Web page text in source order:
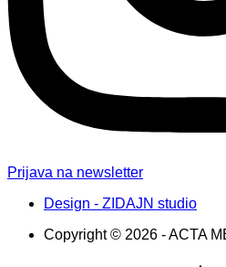
Prijava na newsletter
Design - ZIDAJN studio
Copyright © 2026 - ACTA